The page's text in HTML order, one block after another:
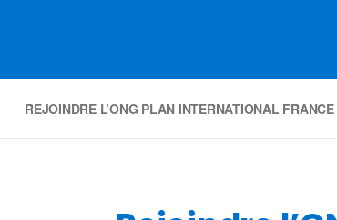
REJOINDRE L’ONG PLAN INTERNATIONAL FRANCE